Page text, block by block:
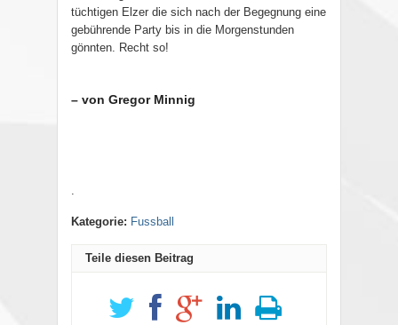
tüchtigen Elzer die sich nach der Begegnung eine
gebührende Party bis in die Morgenstunden
gönnten. Recht so!
– von Gregor Minnig
.
Kategorie: Fussball
Teile diesen Beitrag